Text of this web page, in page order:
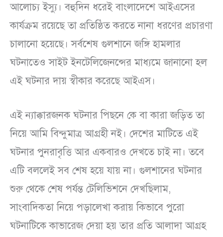
আলোচ্য ইস্যু। বহুদিন ধরেই বাংলাদেশে আইএসের
কার্যক্রম রয়েছে তা প্রতিষ্ঠিত করতে নানা ধরণের প্রচারণা
চালানো হয়েছে। সর্বশেষ গুলশানে জঙ্গি হামলার
ঘটনাতেও সাইট ইনটেলিজেনন্সের মাধ্যমে জানানো হল
এই ঘটনার দায় স্বীকার করেছে আইএস।
এই ন্যাক্কারজনক ঘটনার পিছনে কে বা কারা জড়িত তা
নিয়ে আমি বিন্দুমাত্র আগ্রহী নই। দেশের মাটিতে এই
ঘটনার পুনরাবৃত্তি আর একবারও দেখতে চাই না। তবে
এটি বললেই সব শেষ হয়ে যায় না। গুলশানের ঘটনার
শুরু থেকে শেষ পর্যন্ত টেলিভিশনে দেখছিলাম,
সাংবাদিকতা নিয়ে পড়ালেখা করায় কিভাবে পুরো
ঘটনাটিকে কাভারেজ দেয়া হয় তার প্রতি আলাদা আগ্রহ